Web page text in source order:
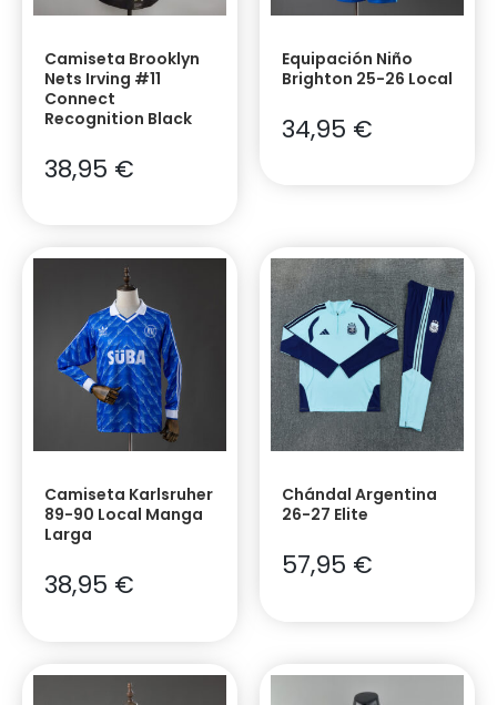
Camiseta Brooklyn
Nets Irving #11
Connect
Recognition Black
38,95 €
Equipación Niño
Brighton 25-26 Local
34,95 €
Camiseta Karlsruher
89-90 Local Manga
Larga
38,95 €
Chándal Argentina
26-27 Elite
57,95 €